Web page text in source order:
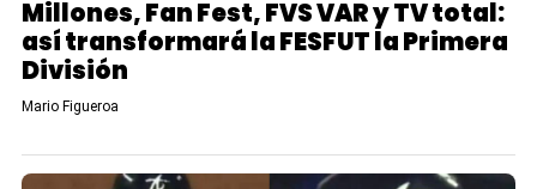
Millones, Fan Fest, FVS VAR y TV total:
así transformará la FESFUT la Primera
División
Mario Figueroa